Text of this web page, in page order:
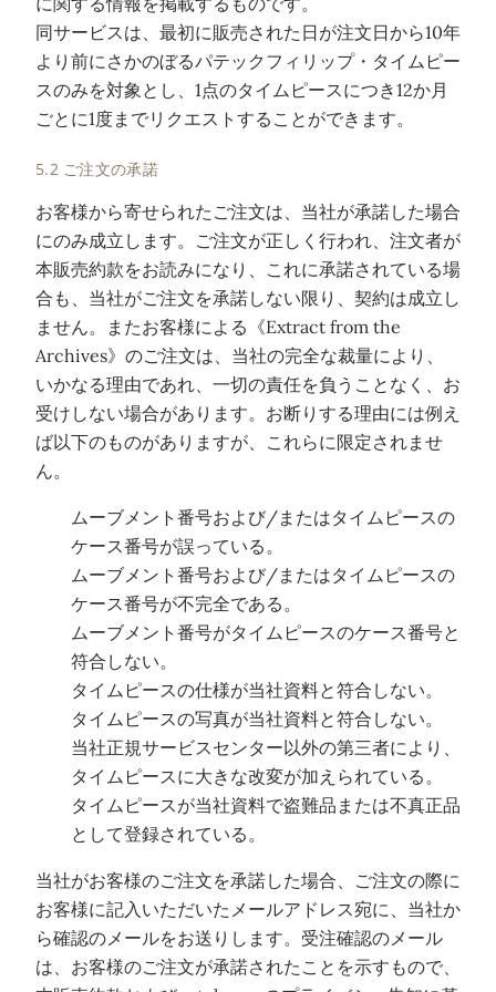
同サービスは、最初に販売された日が注文日から10年
より前にさかのぼるパテックフィリップ・タイムピー
スのみを対象とし、1点のタイムピースにつき12か月
ごとに1度までリクエストすることができます。
5.2 ご注文の承諾
お客様から寄せられたご注文は、当社が承諾した場合
にのみ成立します。ご注文が正しく行われ、注文者が
本販売約款をお読みになり、これに承諾されている場
合も、当社がご注文を承諾しない限り、契約は成立し
ません。またお客様による《Extract from the
Archives》のご注文は、当社の完全な裁量により、
いかなる理由であれ、一切の責任を負うことなく、お
受けしない場合があります。お断りする理由には例え
ば以下のものがありますが、これらに限定されませ
ん。
ムーブメント番号および/またはタイムピースの
ケース番号が誤っている。
ムーブメント番号および/またはタイムピースの
ケース番号が不完全である。
ムーブメント番号がタイムピースのケース番号と
符合しない。
タイムピースの仕様が当社資料と符合しない。
タイムピースの写真が当社資料と符合しない。
当社正規サービスセンター以外の第三者により、
タイムピースに大きな改変が加えられている。
タイムピースが当社資料で盗難品または不真正品
として登録されている。
当社がお客様のご注文を承諾した場合、ご注文の際に
お客様に記入いただいたメールアドレス宛に、当社か
ら確認のメールをお送りします。受注確認のメール
は、お客様のご注文が承諾されたことを示すもので、